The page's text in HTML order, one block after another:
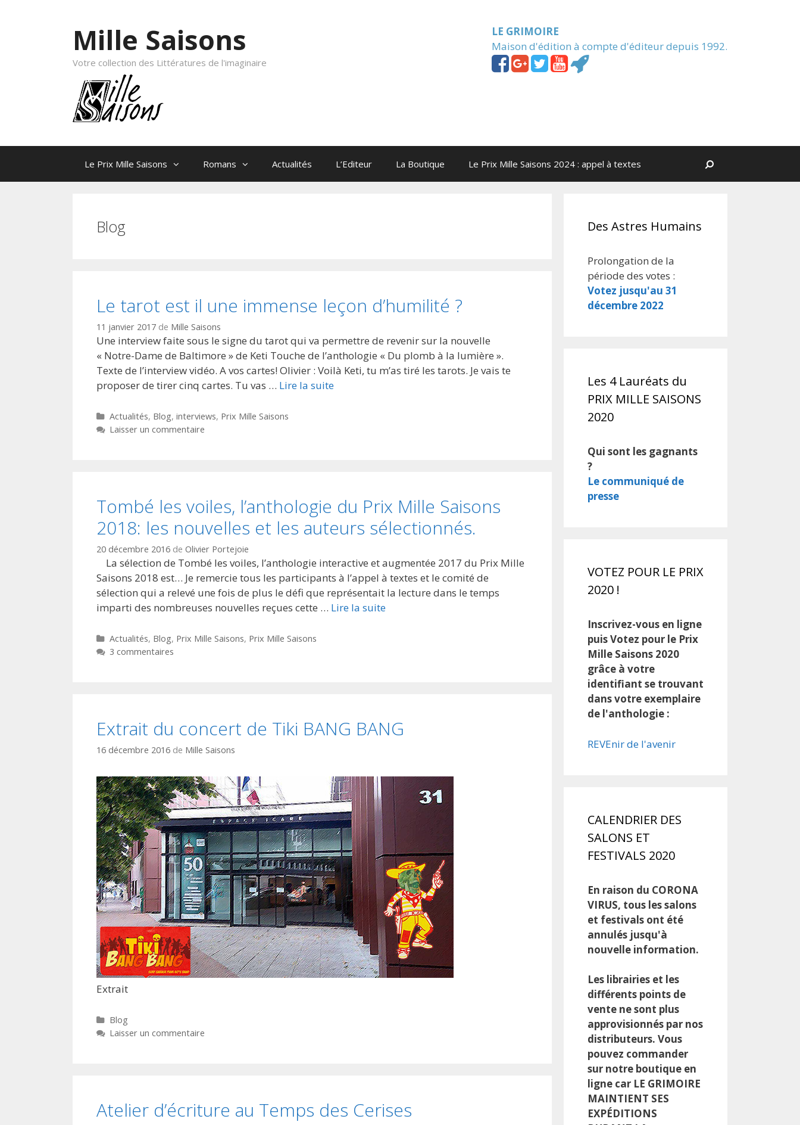
LE GRIMOIRE
Maison d'édition à compte d'éditeur depuis 1992.
Mille Saisons
Votre collection des Littératures de l'imaginaire
Le Prix Mille Saisons Romans Actualités L’Editeur La Boutique Le Prix Mille Saisons 2024 : appel à textes Rechercher
Blog
Le tarot est il une immense leçon d’humilité ?
11 janvier 2017 de Mille Saisons
Une interview faite sous le signe du tarot qui va permettre de revenir sur la nouvelle
« Notre-Dame de Baltimore » de Keti Touche de l’anthologie « Du plomb à la lumière ».
Texte de l’interview vidéo. A vos cartes! Olivier : Voilà Keti, tu m’as tiré les tarots. Je vais te
proposer de tirer cinq cartes. Tu vas … Lire la suite
Catégories
Actualités, Blog, interviews, Prix Mille Saisons
Laisser un commentaire
Tombé les voiles, l’anthologie du Prix Mille Saisons
2018: les nouvelles et les auteurs sélectionnés.
20 décembre 2016 de Olivier Portejoie
La sélection de Tombé les voiles, l’anthologie interactive et augmentée 2017 du Prix Mille
Saisons 2018 est… Je remercie tous les participants à l’appel à textes et le comité de
sélection qui a relevé une fois de plus le défi que représentait la lecture dans le temps
imparti des nombreuses nouvelles reçues cette … Lire la suite
Catégories
Actualités, Blog, Prix Mille Saisons, Prix Mille Saisons
3 commentaires
Extrait du concert de Tiki BANG BANG
16 décembre 2016 de Mille Saisons
Extrait
Catégories
Blog
Laisser un commentaire
Atelier d’écriture au Temps des Cerises
Des Astres Humains
Prolongation de la
période des votes :
Votez jusqu'au 31
décembre 2022
Les 4 Lauréats du
PRIX MILLE SAISONS
2020
Qui sont les gagnants
?
Le communiqué de
presse
VOTEZ POUR LE PRIX
2020 !
Inscrivez-vous en ligne
puis Votez pour le Prix
Mille Saisons 2020
grâce à votre
identifiant se trouvant
dans votre exemplaire
de l'anthologie :
REVEnir de l'avenir
CALENDRIER DES
SALONS ET
FESTIVALS 2020
En raison du CORONA
VIRUS, tous les salons
et festivals ont été
annulés jusqu'à
nouvelle information.
Les librairies et les
différents points de
vente ne sont plus
approvisionnés par nos
distributeurs. Vous
pouvez commander
sur notre boutique en
ligne car LE GRIMOIRE
MAINTIENT SES
EXPÉDITIONS